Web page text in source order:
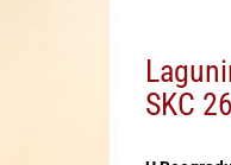
SKC